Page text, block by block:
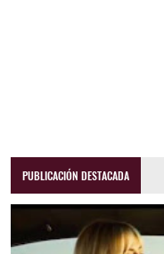
PUBLICACIÓN DESTACADA